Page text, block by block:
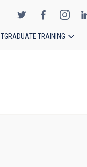
TRAINING